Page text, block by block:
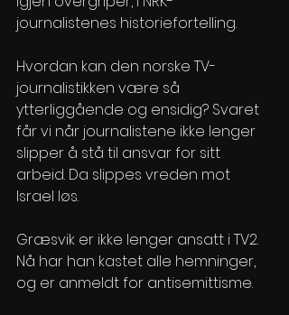
journalistenes historiefortelling.
Hvordan kan den norske TV-
journalistikken være så
ytterliggående og ensidig? Svaret
får vi når journalistene ikke lenger
slipper å stå til ansvar for sitt
arbeid. Da slippes vreden mot
Israel løs.
Græsvik er ikke lenger ansatt i TV2.
Nå har han kastet alle hemninger,
og er anmeldt for antisemittisme.